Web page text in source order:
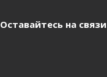
Оставайтесь на связи